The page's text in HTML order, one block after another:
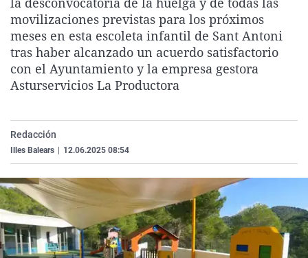
La rosa de los vientos
Gente viajera
Como el perro y el
Caso
Retornados
Equipo de
Extremadura
Galicia
La Rioja
Virales
Televisión
Elecciones
movilizaciones previstas para los próximos
meses en esta escoleta infantil de Sant Antoni
tras haber alcanzado un acuerdo satisfactorio
con el Ayuntamiento y la empresa gestora
Asturservicios La Productora
Redacción
Illes Balears 12.06.2025 08:54